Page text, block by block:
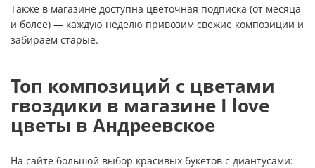
Также в магазине доступна цветочная подписка (от месяца
и более) — каждую неделю привозим свежие композиции и
забираем старые.
Топ композиций с цветами
гвоздики в магазине I love
цветы в Андреевское
На сайте большой выбор красивых букетов с диантусами: